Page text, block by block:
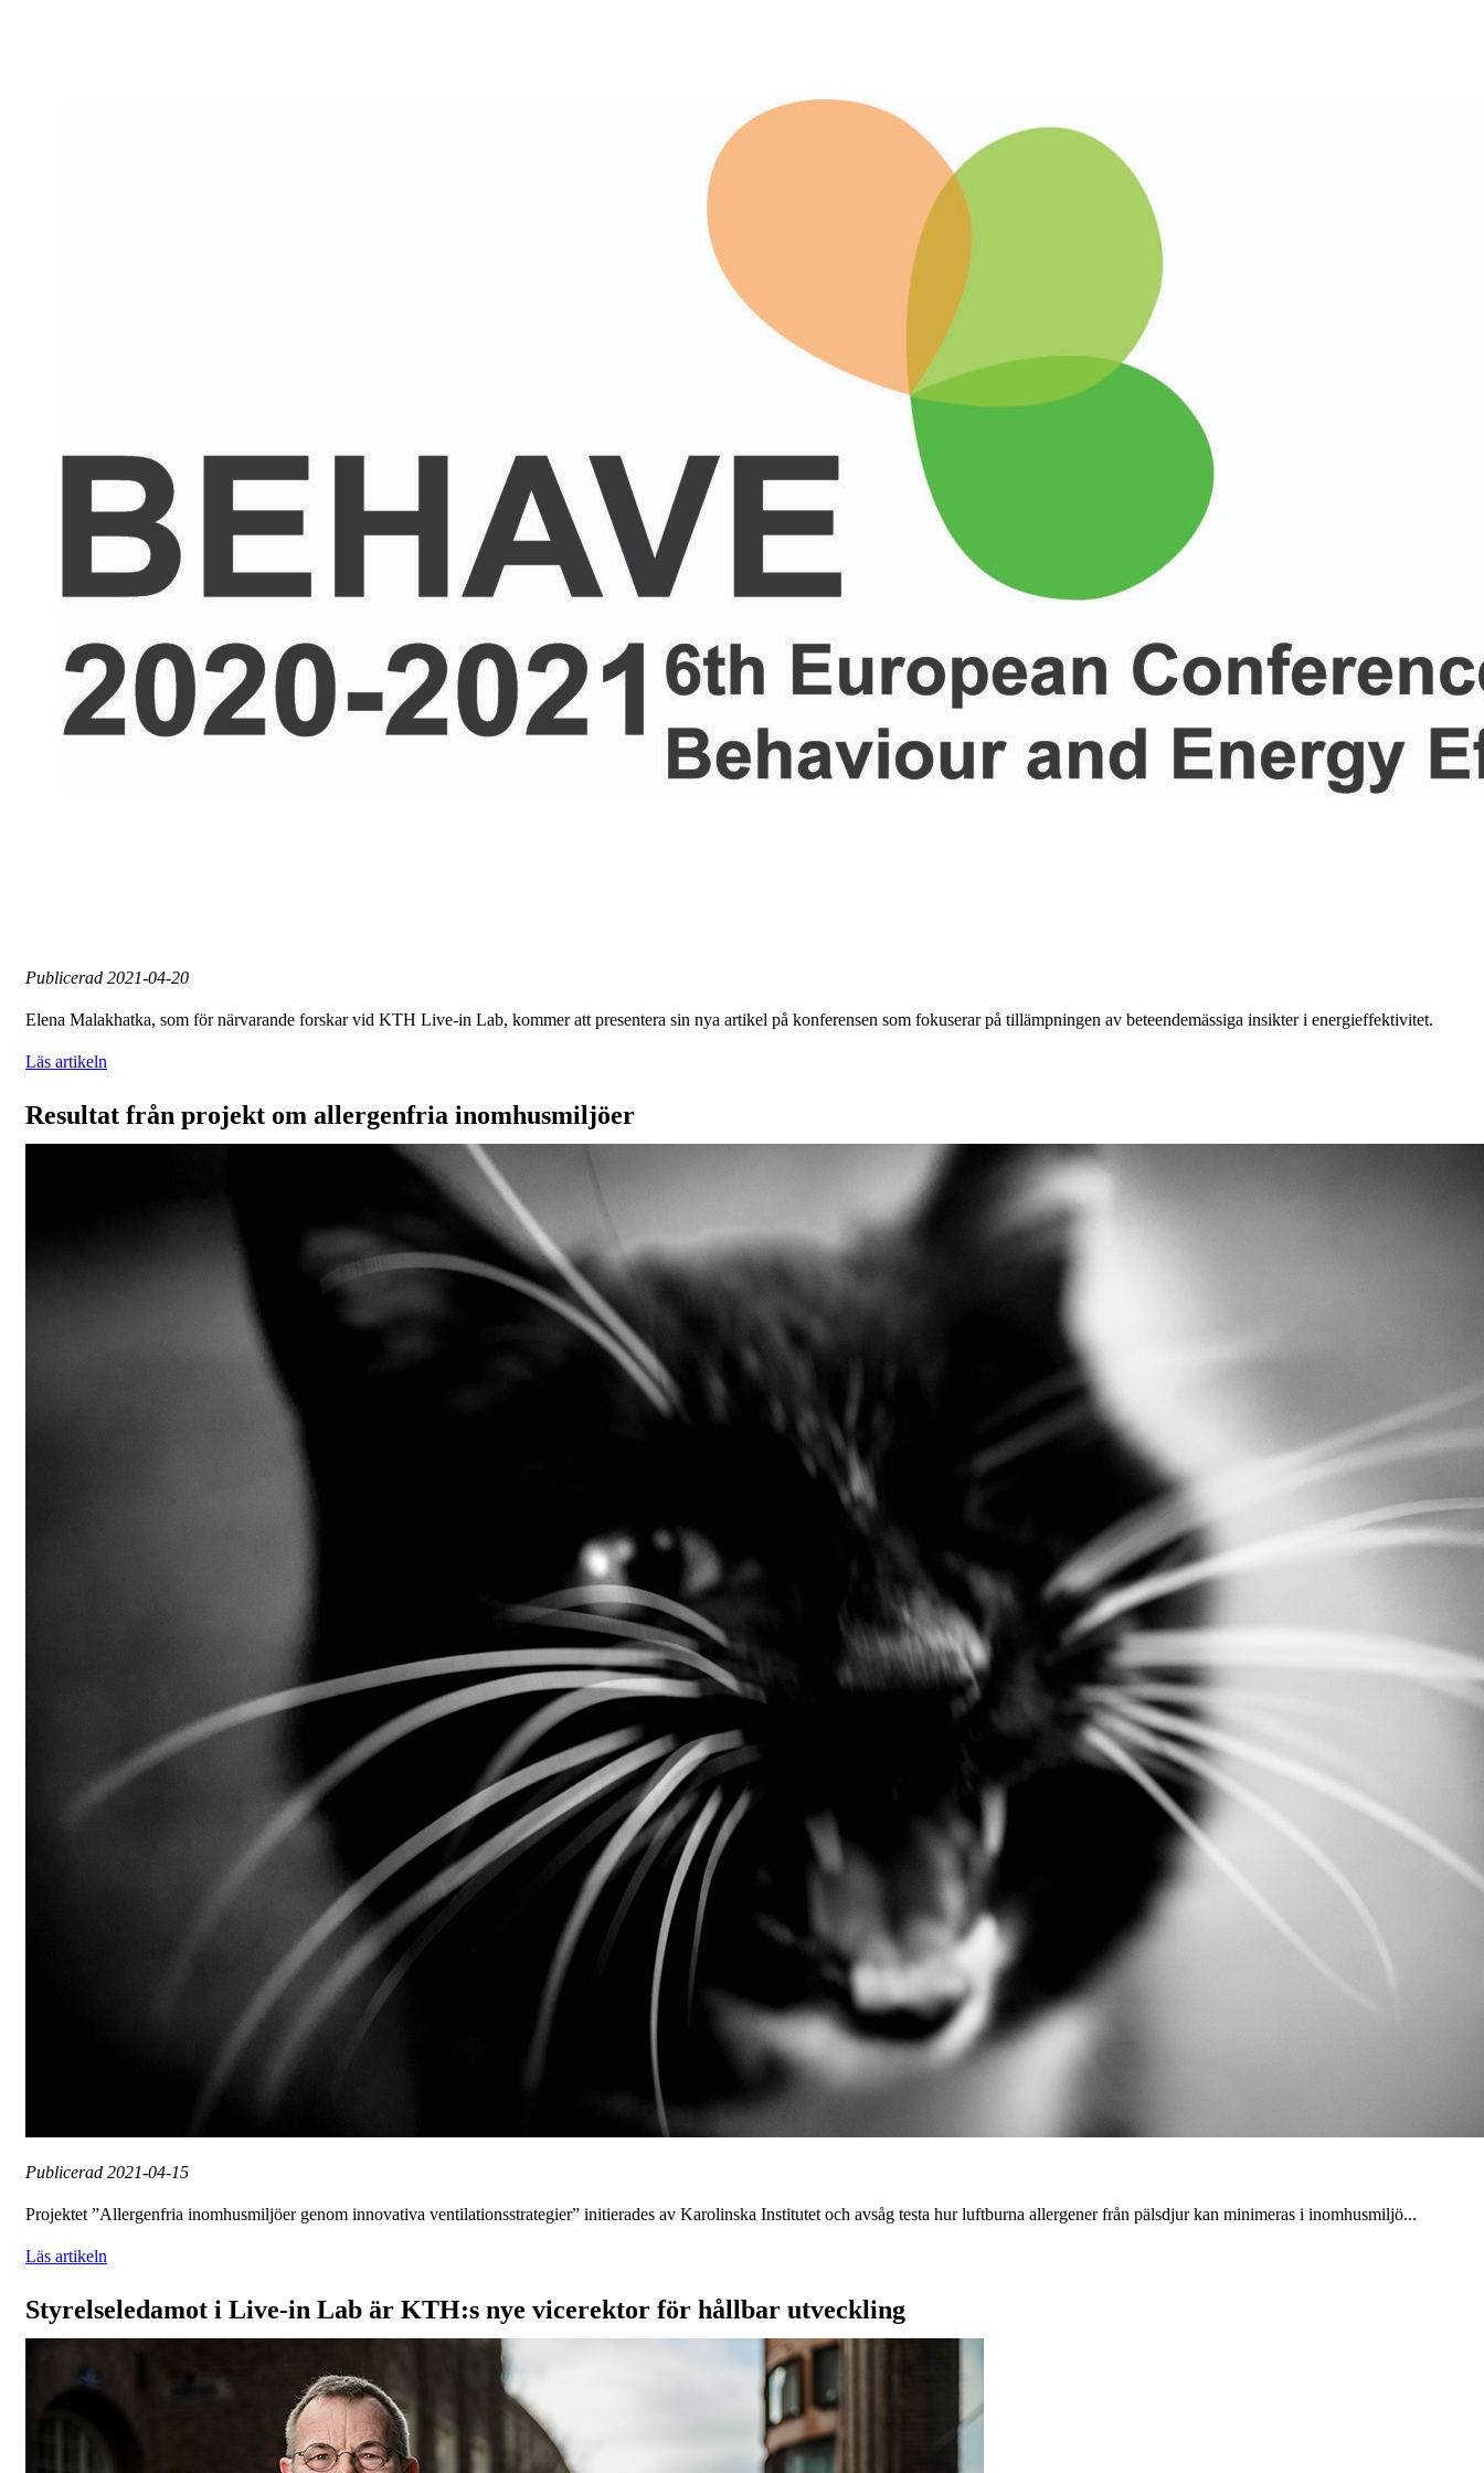
Publicerad 2021-04-20
Elena Malakhatka, som för närvarande forskar vid KTH Live-in Lab, kommer att presentera sin nya artikel på konferensen som fokuserar på tillämpningen av beteendemässiga insikter i energieffektivitet.
Läs artikeln
Resultat från projekt om allergenfria inomhusmiljöer
Publicerad 2021-04-15
Projektet ”Allergenfria inomhusmiljöer genom innovativa ventilationsstrategier” initierades av Karolinska Institutet och avsåg testa hur luftburna allergener från pälsdjur kan minimeras i inomhusmiljö...
Läs artikeln
Styrelseledamot i Live-in Lab är KTH:s nye vicerektor för hållbar utveckling